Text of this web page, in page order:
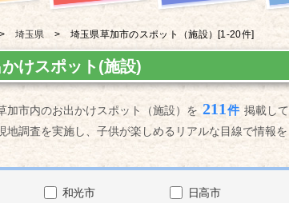
埼玉県 埼玉県草加市の スポット（施設） [1-20件]
けスポット(施設)
加市内のお出かけスポット（施設）を 211 件 掲載して
地調査を実施し、子供が楽しめるリアルな目線で情報を
和光市
日高市